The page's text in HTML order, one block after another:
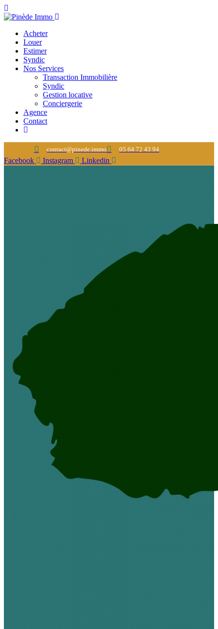
Acheter
Louer
Estimer
Syndic
Nos Services
Transaction Immobilière
Syndic
Gestion locative
Conciergerie
Agence
Contact
contact@pinede.immo 05 64 72 43 94
Facebook Instagram Linkedin